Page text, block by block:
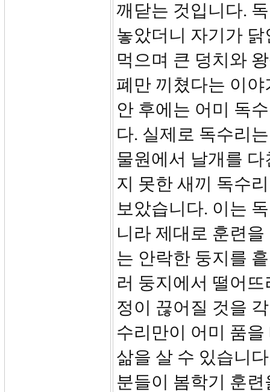
깨닫는 것입니다.
놓았더니 자기가
먹으며 큰 덩치와
폐만 끼쳤다는 이
안 후에는 어미 독
다. 실제로 독수리
물원에서 날개를
지 못한 새끼 독수
보았습니다. 이는
니라 제대로 훈련
는 안락한 둥지를
러 둥지에서 떨어
정이 끊어질 것을
수리만이 어미 품
삶을 살 수 있습니
분들이 봄학기 훈